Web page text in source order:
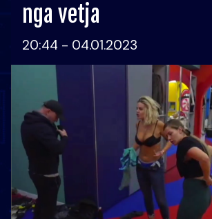
nga vetja
20:44 - 04.01.2023